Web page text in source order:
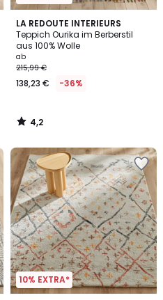
LA REDOUTE INTERIEURS
Teppich Ourika im Berberstil
aus 100% Wolle
ab
215,99 €
138,23 € -36%
4,2
/ 5
4,2
/
10% EXTRA*